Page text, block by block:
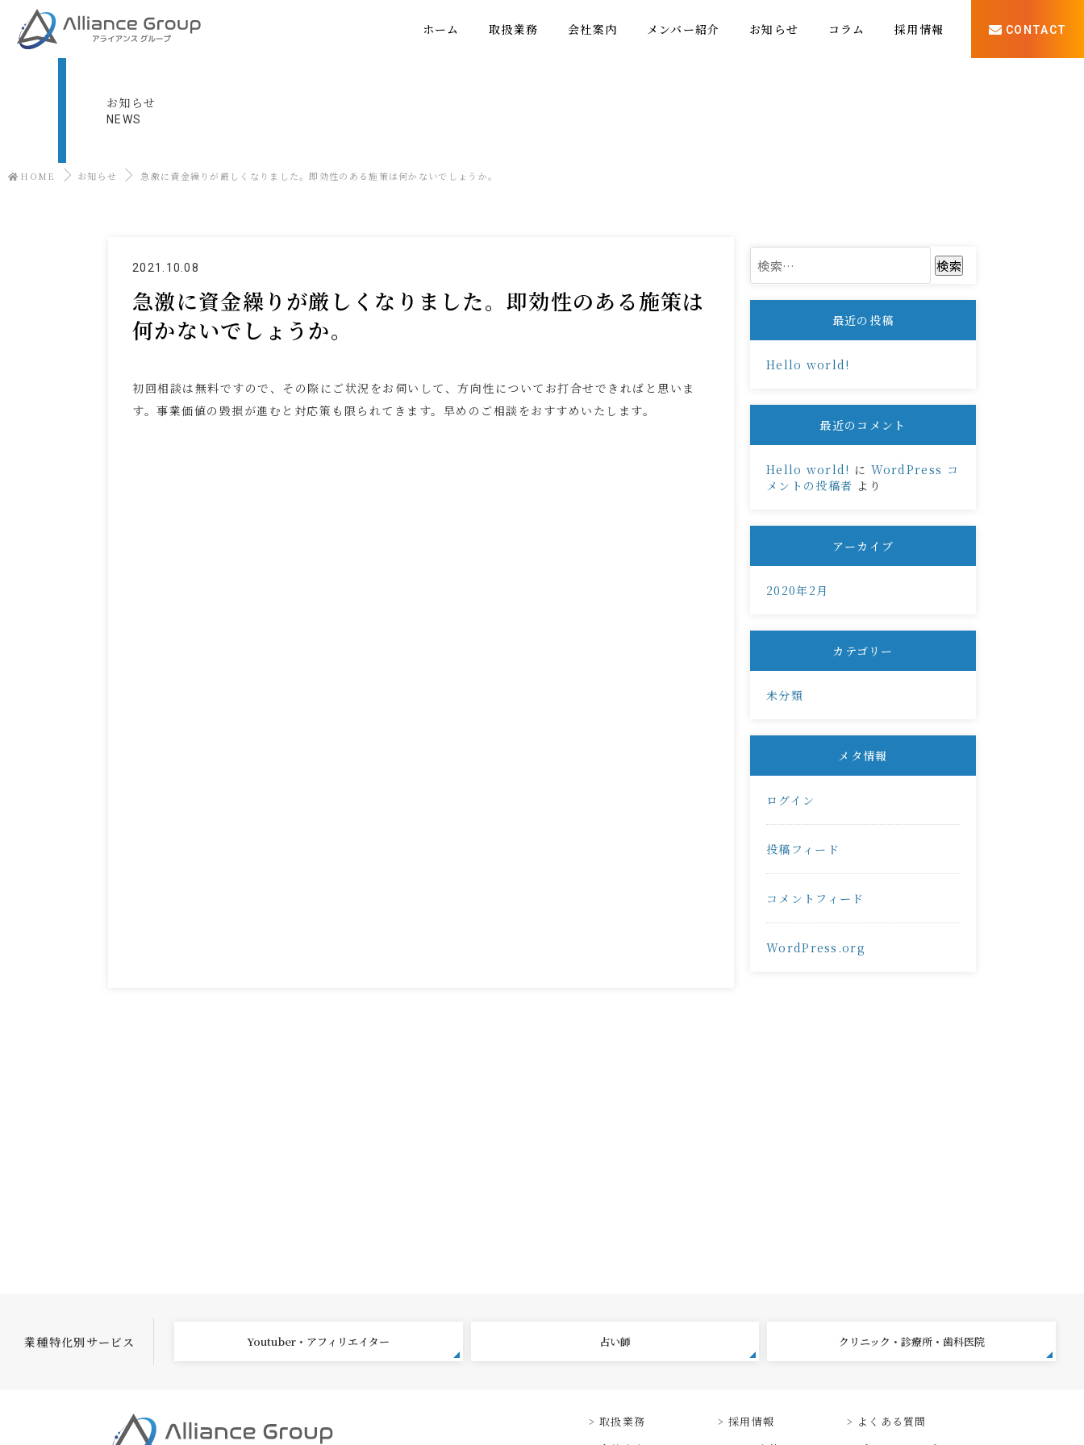
ホーム 取扱業務 会社案内 メンバー紹介 お知らせ コラム 採用情報 CONTACT
お知らせ
NEWS
HOME お知らせ 急激に資金繰りが厳しくなりました。即効性のある施策は何かないでしょうか。
2021.10.08
急激に資金繰りが厳しくなりました。即効性のある施策は
何かないでしょうか。
初回相談は無料ですので、その際にご状況をお伺いして、方向性についてお打合せできればと思いま
す。事業価値の毀損が進むと対応策も限られてきます。早めのご相談をおすすめいたします。
索:
最近の投稿
Hello world!
最近のコメント
Hello world! に WordPress コ
メントの投稿者 より
アーカイブ
2020年2月
カテゴリー
未分類
メタ情報
ログイン
投稿フィード
コメントフィード
WordPress.org
業種特化別サービス Youtuber・アフィリエイター 占い師 クリニック・診療所・歯科医院
取扱業務
採用情報
よくある質問